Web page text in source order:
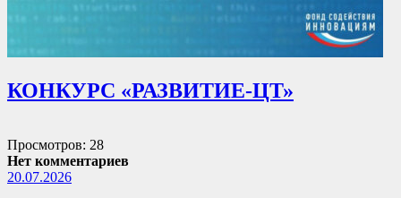
КОНКУРС «РАЗВИТИЕ-ЦТ»
Просмотров: 28
Нет комментариев
20.07.2026